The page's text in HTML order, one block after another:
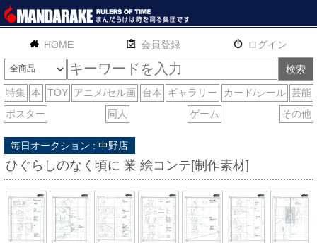
HOME English 通販 サイトマップ お問い合わせ
毎日オークション : 中野店
ひぐらしのなく頃に 業 絵コンテ[制作素材]